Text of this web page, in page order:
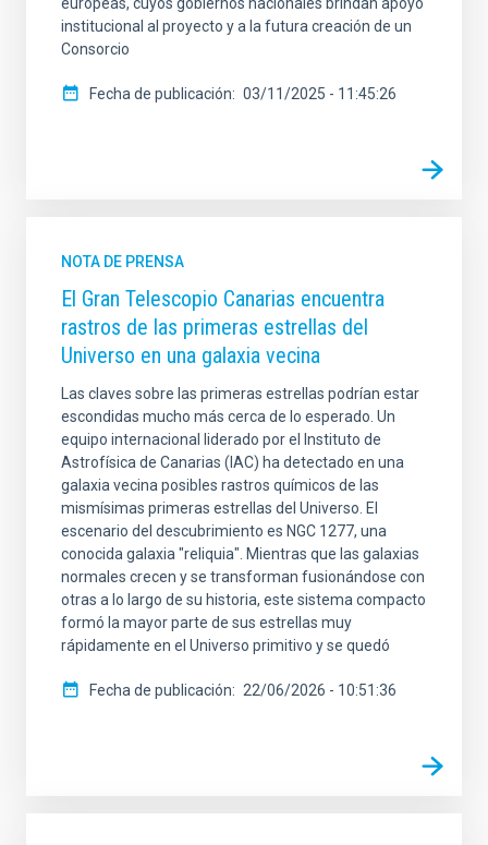
europeas, cuyos gobiernos nacionales brindan apoyo
institucional al proyecto y a la futura creación de un
Consorcio
Fecha de publicación 03/11/2025 - 11:45:26
NOTA DE PRENSA
El Gran Telescopio Canarias encuentra
rastros de las primeras estrellas del
Universo en una galaxia vecina
Las claves sobre las primeras estrellas podrían estar
escondidas mucho más cerca de lo esperado. Un
equipo internacional liderado por el Instituto de
Astrofísica de Canarias (IAC) ha detectado en una
galaxia vecina posibles rastros químicos de las
mismísimas primeras estrellas del Universo. El
escenario del descubrimiento es NGC 1277, una
conocida galaxia "reliquia". Mientras que las galaxias
normales crecen y se transforman fusionándose con
otras a lo largo de su historia, este sistema compacto
formó la mayor parte de sus estrellas muy
rápidamente en el Universo primitivo y se quedó
Fecha de publicación 22/06/2026 - 10:51:36